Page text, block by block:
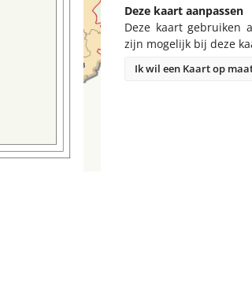
Deze kaart aanpassen
Deze kaart gebruiken
zijn mogelijk bij deze
Ik wil een Kaart op